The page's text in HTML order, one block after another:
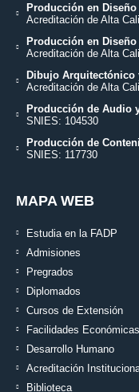
Producción en
Acreditación de Alta
Producción en Diseño
Acreditación de Alta
Dibujo Arquitectónico
Acreditación de Alta
Producción de Audio
SNIES: 104530
Producción de
SNIES: 117730
MAPA WEB
Estudia en la FADP
Admisiones
Pregrados
Diplomados
Cursos de Extensión
Facilidades Económicas
Desarrollo Humano
Acreditación
Biblioteca